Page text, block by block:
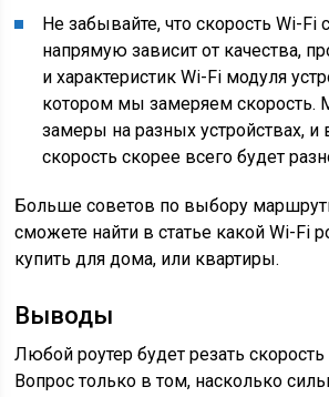
Не забывайте, что скорость Wi-Fi
напрямую зависит от качества,
и характеристик Wi-Fi модуля
котором мы замеряем скорость.
замеры на разных устройствах, и
скорость скорее всего будет
Больше советов по выбору
сможете найти в статье какой Wi-Fi
купить для дома, или квартиры.
Выводы
Любой роутер будет резать скорость
Вопрос только в том, насколько